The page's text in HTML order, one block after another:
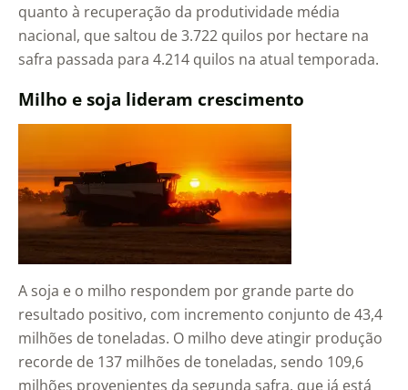
quanto à recuperação da produtividade média
nacional, que saltou de 3.722 quilos por hectare na
safra passada para 4.214 quilos na atual temporada.
Milho e soja lideram crescimento
A soja e o milho respondem por grande parte do
resultado positivo, com incremento conjunto de 43,4
milhões de toneladas. O milho deve atingir produção
recorde de 137 milhões de toneladas, sendo 109,6
milhões provenientes da segunda safra, que já está